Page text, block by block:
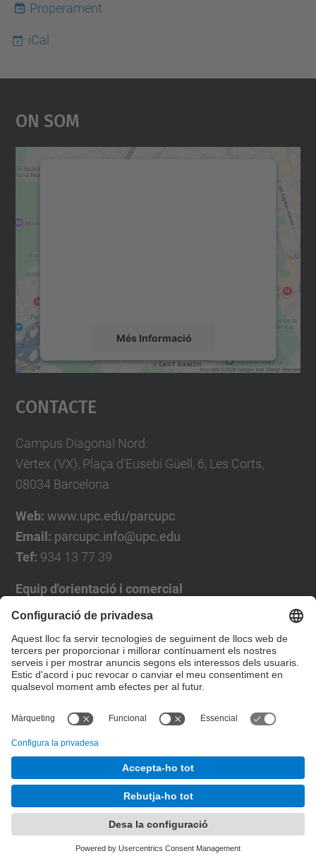
Properament
iCal
On Som
Més Informació
Accepta
powered by
Contacte
Campus Diagonal Nord.
Vèrtex (VX), Plaça d'Eusebi Güell, 6, Les Corts,
08034 Barcelona
Web: www.upc.edu/parcupc
Email: parcupc.info@upc.edu
Tef: 934 13 77 39
Equip d'orientació i comercial
José Luís Grande
Tel. 93 4137194
jose.luis.grande@upc.edu
Formulari de contacte
Desenvolupat amb